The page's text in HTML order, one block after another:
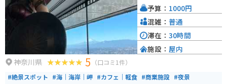
神奈川県 5 （口コミ1件）
#絶景スポット #海｜海岸｜岬 #カフェ｜軽食 #商業施設 #夜景
予算： 1000円
混雑： 普通
滞在： 30時間
施設： 屋内